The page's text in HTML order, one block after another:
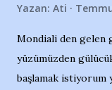
Yazan: Ati
Mondiali den gelen
yüzümüzden
başlamak istiyorum